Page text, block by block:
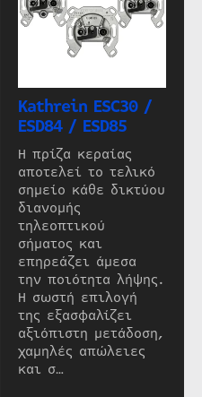
Kathrein ESC30 /
ESD84 / ESD85
Η πρίζα κεραίας
αποτελεί το τελικό
σημείο κάθε δικτύου
διανομής
τηλεοπτικού
σήματος και
επηρεάζει άμεσα
την ποιότητα λήψης.
Η σωστή επιλογή
της εξασφαλίζει
αξιόπιστη μετάδοση,
χαμηλές απώλειες
και σ…